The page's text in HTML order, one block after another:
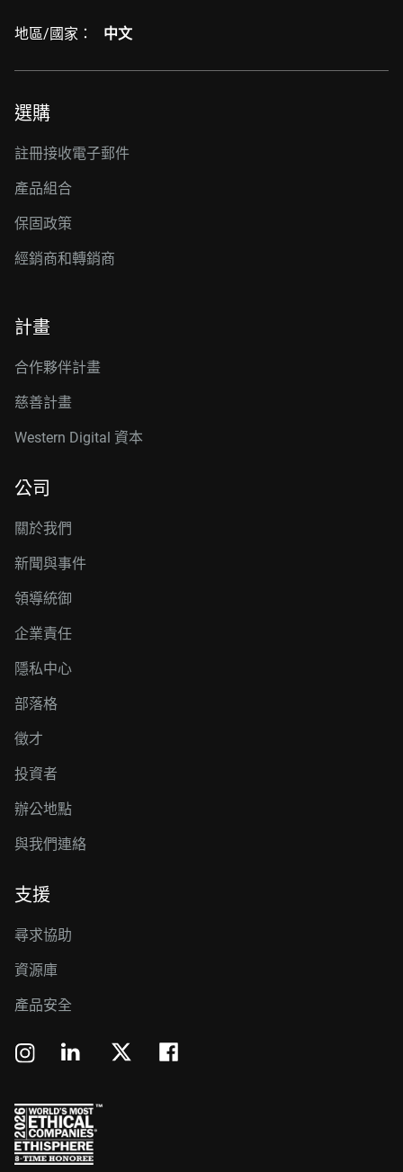
地區/國家： 中文
選購
註冊接收電子郵件
產品組合
保固政策
經銷商和轉銷商
計畫
合作夥伴計畫
慈善計畫
Western Digital 資本
公司
關於我們
新聞與事件
領導統御
企業責任
隱私中心
部落格
徵才
投資者
辦公地點
與我們連絡
支援
尋求協助
資源庫
產品安全